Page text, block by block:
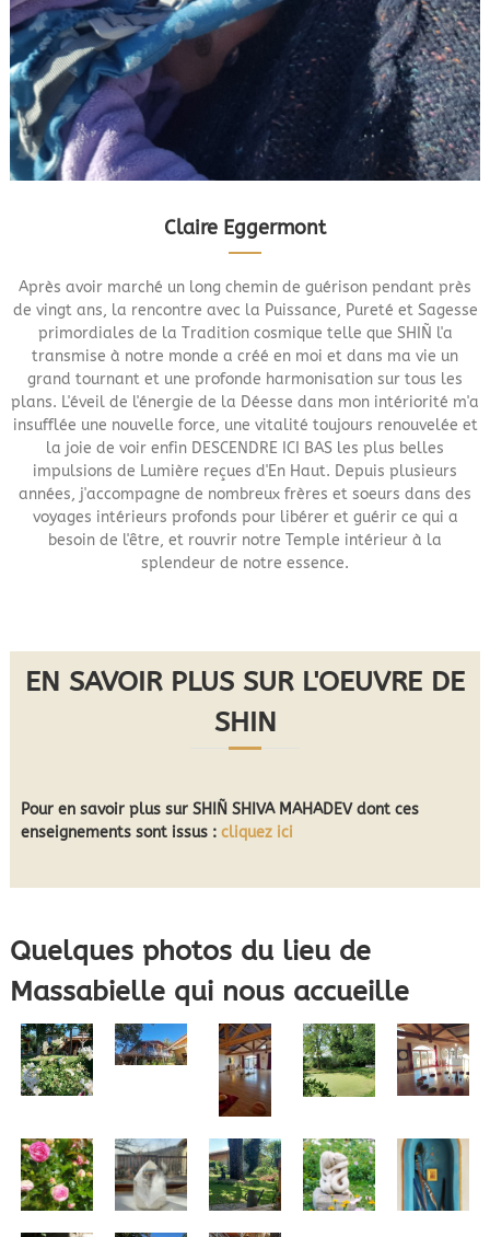
Claire Eggermont
Après avoir marché un long chemin de guérison pendant près
de vingt ans, la rencontre avec la Puissance, Pureté et Sagesse
primordiales de la Tradition cosmique telle que SHIÑ l'a
transmise à notre monde a créé en moi et dans ma vie un
grand tournant et une profonde harmonisation sur tous les
plans. L'éveil de l'énergie de la Déesse dans mon intériorité m'a
insufflée une nouvelle force, une vitalité toujours renouvelée et
la joie de voir enfin DESCENDRE ICI BAS les plus belles
impulsions de Lumière reçues d'En Haut. Depuis plusieurs
années, j'accompagne de nombreux frères et soeurs dans des
voyages intérieurs profonds pour libérer et guérir ce qui a
besoin de l'être, et rouvrir notre Temple intérieur à la
splendeur de notre essence.
EN SAVOIR PLUS SUR L'OEUVRE DE
SHIN
Pour en savoir plus sur SHIÑ SHIVA MAHADEV dont ces
enseignements sont issus : cliquez ici
Quelques photos du lieu de
Massabielle qui nous accueille